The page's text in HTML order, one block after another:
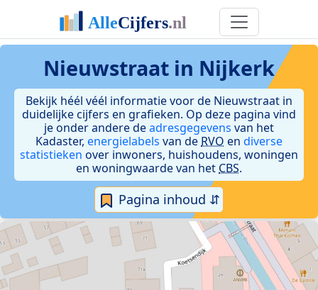
Nieuwstraat in Nijkerk
Bekijk héél véél informatie voor de Nieuwstraat in
duidelijke cijfers en grafieken. Op deze pagina vind
je onder andere deadresgegevens van het
Kadaster, energielabels van de RVO en diverse
statistieken over inwoners, huishoudens, woningen
en woningwaarde van het CBS.
Pagina inhoud ⇵